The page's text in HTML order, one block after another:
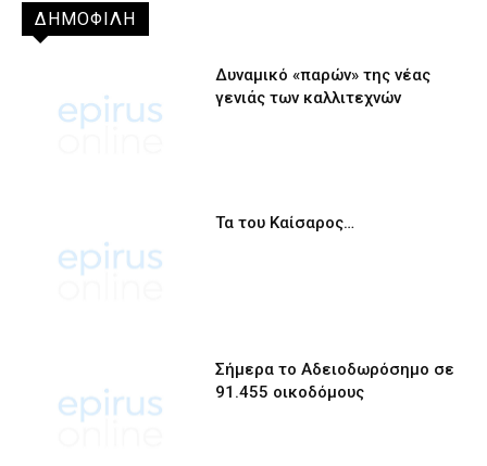
ΔΗΜΟΦΙΛΗ
Δυναμικό «παρών» της νέας
γενιάς των καλλιτεχνών
Τα του Καίσαρος…
Σήμερα το Αδειοδωρόσημο σε
91.455 οικοδόμους